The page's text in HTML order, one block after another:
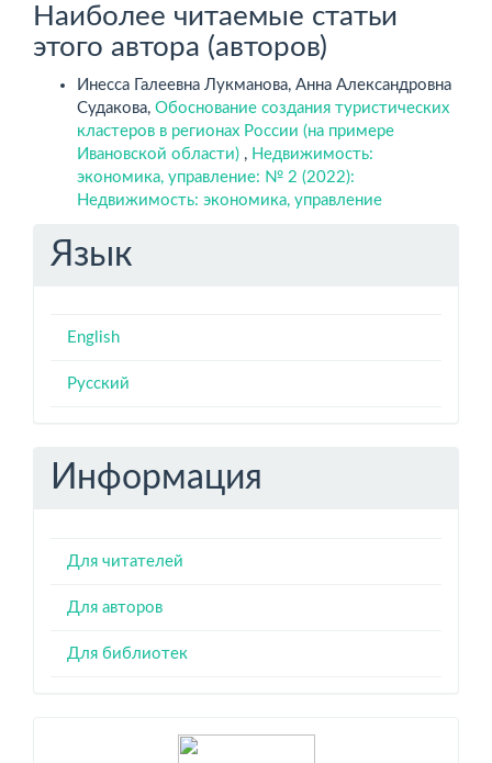
Наиболее читаемые статьи
этого автора (авторов)
Инесса Галеевна Лукманова, Анна Александровна
Судакова, Обоснование создания туристических
кластеров в регионах России (на примере
Ивановской области) , Недвижимость:
экономика, управление: № 2 (2022):
Недвижимость: экономика, управление
Язык
English
Русский
Информация
Для читателей
Для авторов
Для библиотек
Индексация